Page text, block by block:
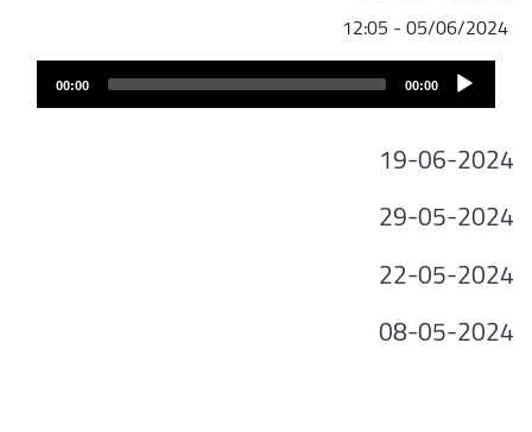
05/06/2024 - 12:05
ملف
الصوت
Audio
Player
00:00
00:00
19-06-2024
29-05-2024
22-05-2024
08-05-2024